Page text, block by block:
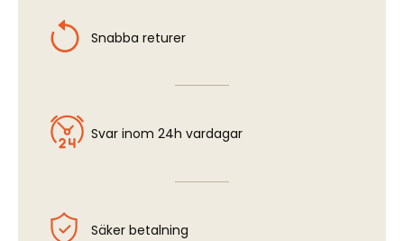
Snabba returer
Svar inom 24h vardagar
Säker betalning